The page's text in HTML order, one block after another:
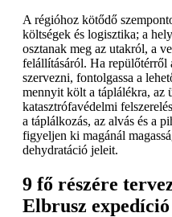
A régióhoz kötődő
költségek és logisztika; a
osztanak meg az utakról, a
felállításáról. Ha repülőtérről
szervezni, fontolgassa a
mennyit költ a táplálékra, az
katasztrófavédelmi
a táplálkozás, az alvás és a
figyeljen ki magánál
dehydratáció jeleit.
9 fő részére
Elbrusz expedíció